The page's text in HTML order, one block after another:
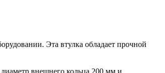
Эта втулка обладает прочной
внешнего кольца 200 мм и